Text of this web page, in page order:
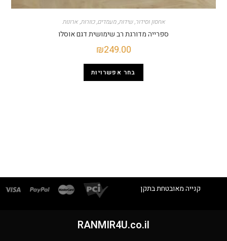
אחסון וסידור,שידות,מעמדים,כוורות,ארונות
ספרייה מדורגת רב שימושית דגם אוסלו
₪249.00
בחר אפשרויות
קנייה מאובטחת בתקן
RANMIR4U.co.il